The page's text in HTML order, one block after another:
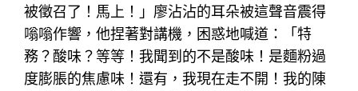
被徵召了！馬上！」廖沾沾的耳朵被這聲音震得
嗡嗡作響，他捏著對講機，困惑地喊道：「特
務？酸味？等等！我聞到的不是酸味！是麵粉過
度膨脹的焦慮味！還有，我現在走不開！我的陳